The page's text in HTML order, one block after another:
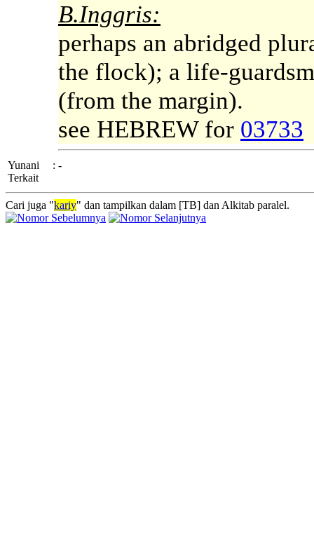
B.Inggris:
perhaps an abridged
the flock); a life-
(from the margin).
see HEBREW for 03733
Yunani
Terkait
: -
Cari juga "kariy" dan tampilkan dalam [TB] dan Alkitab paralel.